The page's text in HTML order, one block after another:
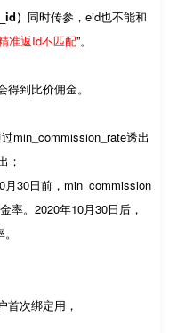
） 同时传参，eid也不能和
准返Id不匹配”。
到比价佣金。
min_commission_rate透出
；
月30日前，min_commission
率。2020年10月30日后，
首次绑定用，